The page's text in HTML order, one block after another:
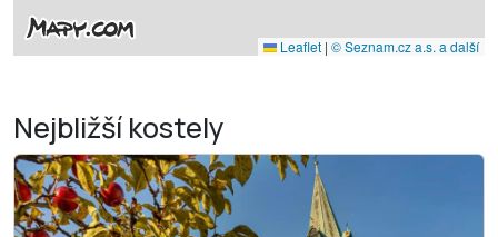
Leaflet | © Seznam.cz a.s. a další
Nejbližší kostely